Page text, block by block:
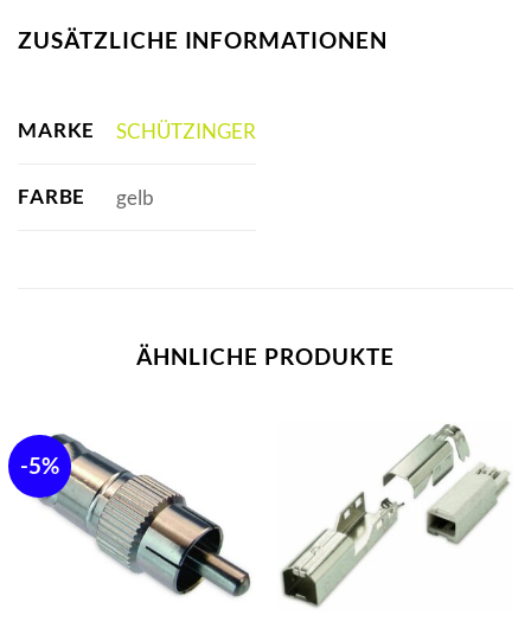
ZUSÄTZLICHE INFORMATIONEN
MARKE SCHÜTZINGER
FARBE gelb
ÄHNLICHE PRODUKTE
-5%